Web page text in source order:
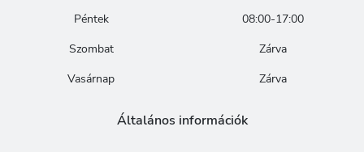
Péntek
08:00-17:00
Szombat
Zárva
Vasárnap
Zárva
Általános információk